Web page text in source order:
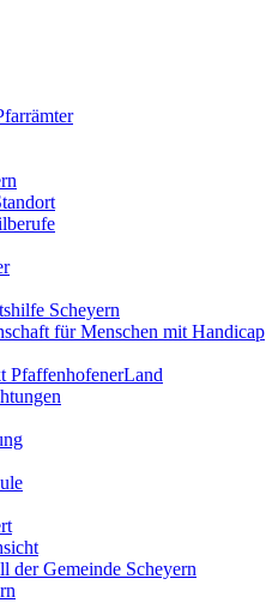
Scheyern
für Menschen mit Handicap
PfaffenhofenerLand
der Gemeinde Scheyern